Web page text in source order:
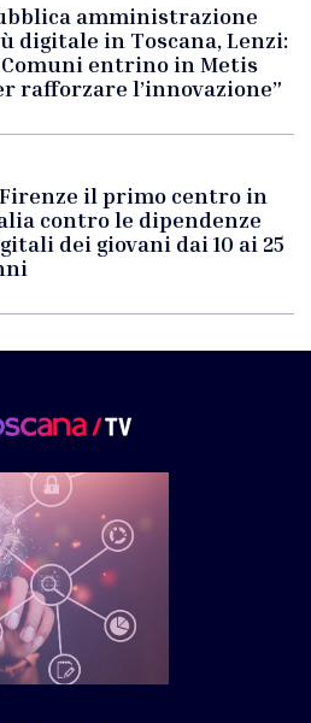
amministrazione
digitale in Toscana, Lenzi:
Comuni entrino in Metis
rafforzare l’innovazione”
il primo centro in
contro le dipendenze
dei giovani dai 10 ai 25